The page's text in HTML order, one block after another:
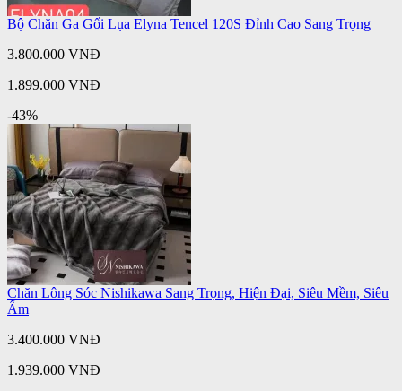
Bộ Chăn Ga Gối Lụa Elyna Tencel 120S Đỉnh Cao Sang Trọng
3.800.000 VNĐ
1.899.000 VNĐ
-43%
Chăn Lông Sóc Nishikawa Sang Trọng, Hiện Đại, Siêu Mềm, Siêu
Ấm
3.400.000 VNĐ
1.939.000 VNĐ